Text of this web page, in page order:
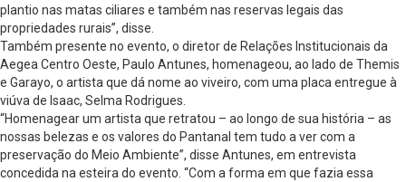
plantio nas matas ciliares e também nas reservas legais das
propriedades rurais”, disse.
Também presente no evento, o diretor de Relações Institucionais da
Aegea Centro Oeste, Paulo Antunes, homenageou, ao lado de Themis
e Garayo, o artista que dá nome ao viveiro, com uma placa entregue à
viúva de Isaac, Selma Rodrigues.
“Homenagear um artista que retratou – ao longo de sua história – as
nossas belezas e os valores do Pantanal tem tudo a ver com a
preservação do Meio Ambiente”, disse Antunes, em entrevista
concedida na esteira do evento. “Com a forma em que fazia essa